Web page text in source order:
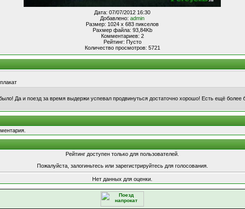
Дата: 07/07/2012 16:30
Добавлено: admin
Размер: 1024 x 683 пикселов
Рахмер файла: 93,84Kb
Комментариев: 2
Рейтинг: Пусто
Количество просмотров: 5721
Да и поезд за время выдержи успевал продвинуться достаточно хорошо! Есть ещё более
Рейтинг доступен только для пользователей.
Пожалуйста, залогиньтесь или зарегистрируйтесь для голосования.
Нет данных для оценки.